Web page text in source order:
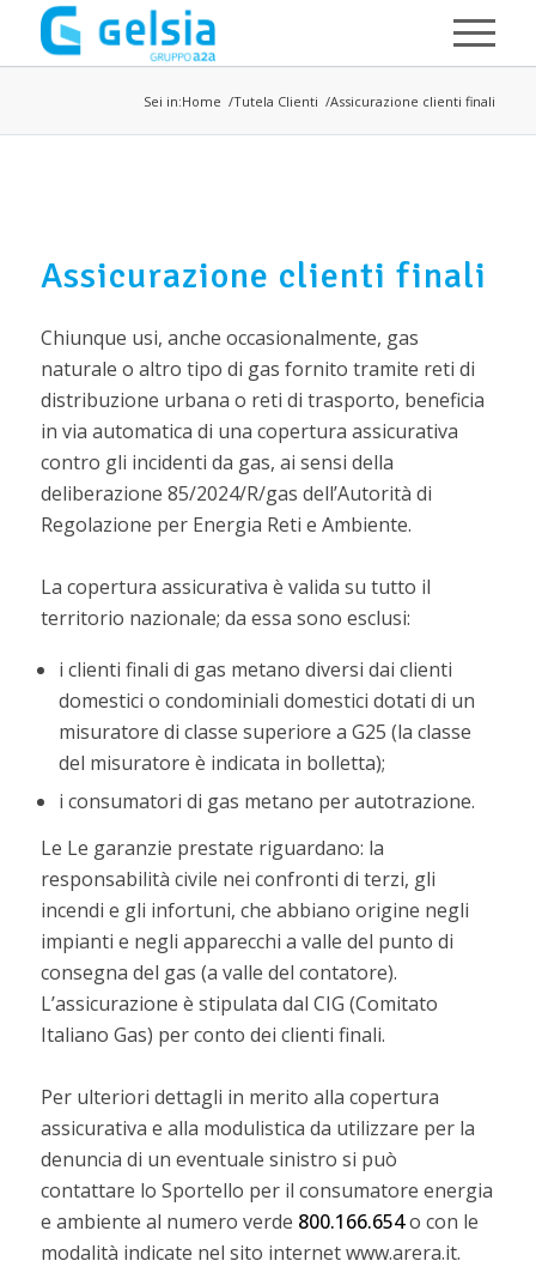
Salta al contenuto principale
Sei in:Home Tutela Clienti Assicurazione clienti finali
Assicurazione clienti finali
Chiunque usi, anche occasionalmente, gas
naturale o altro tipo di gas fornito tramite reti di
distribuzione urbana o reti di trasporto, beneficia
in via automatica di una copertura assicurativa
contro gli incidenti da gas, ai sensi della
deliberazione 85/2024/R/gas dell’Autorità di
Regolazione per Energia Reti e Ambiente.
La copertura assicurativa è valida su tutto il
territorio nazionale; da essa sono esclusi:
i clienti finali di gas metano diversi dai clienti
domestici o condominiali domestici dotati di un
misuratore di classe superiore a G25 (la classe
del misuratore è indicata in bolletta);
i consumatori di gas metano per autotrazione.
Le Le garanzie prestate riguardano: la
responsabilità civile nei confronti di terzi, gli
incendi e gli infortuni, che abbiano origine negli
impianti e negli apparecchi a valle del punto di
consegna del gas (a valle del contatore).
L’assicurazione è stipulata dal CIG (Comitato
Italiano Gas) per conto dei clienti finali.
Per ulteriori dettagli in merito alla copertura
assicurativa e alla modulistica da utilizzare per la
denuncia di un eventuale sinistro si può
contattare lo Sportello per il consumatore energia
e ambiente al numero verde 800.166.654o con le
modalità indicate nel sito internet www.arera.it.